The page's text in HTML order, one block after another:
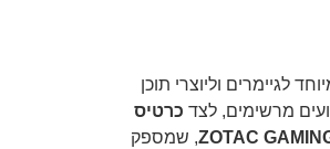
לגיימרים וליוצרי תוכן
מרשימים, לצד כרטיס
, שמספק